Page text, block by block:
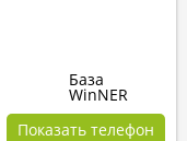
База
WinNER
Показать телефон